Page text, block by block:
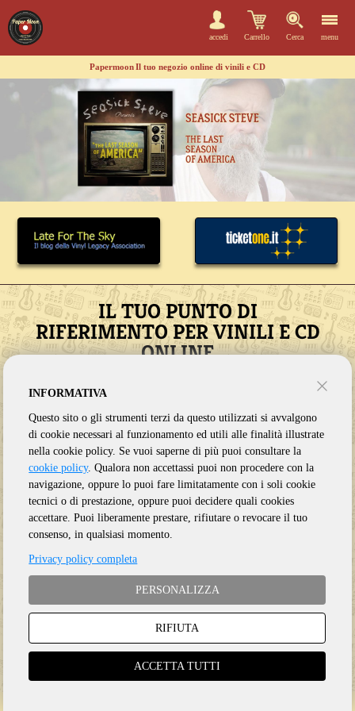
accedi Carrello Cerca menu
PapermoonIl tuo negozio online di vinili e CD
IL TUO PUNTO DI
RIFERIMENTO PER VINILI E CD
ONLINE
QUOTIDIANAMENTE DAI MAGGIORI
MERCATI INTERNAZIONALI PER METTERVI
A DISPOSIZIONE UN SERVIZIO SEMPRE
PRONTO, PREPARATO E AGGIORNATISSIMO
Gentili clienti
venerdì 7 agostoPAPER MOONinizierà il periodo di ferie
estive.
Risponderemo comunque alle Vostre mail e gestiremo i Vostri graditi
Lunedì 24 agostoriprenderà l'attività regolare.
Tutto lo staff ringrazia per l’attenzione
continua
INFORMATIVA
Questo sito o gli strumenti terzi da questo utilizzati si avvalgono
di cookie necessari al funzionamento ed utili alle finalità illustrate
nella cookie policy. Se vuoi saperne di più puoi consultare la
cookie policy. Qualora non accettassi puoi non procedere con la
navigazione, oppure lo puoi fare limitatamente con i soli cookie
tecnici o di prestazione, oppure puoi decidere quali cookies
accettare. Puoi liberamente prestare, rifiutare o revocare il tuo
consenso, in qualsiasi momento.
Privacy policy completa
PERSONALIZZA
RIFIUTA
ACCETTA TUTTI